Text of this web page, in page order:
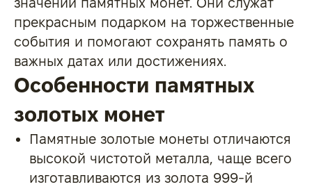
прекрасным подарком на торжественные
события и помогают сохранять память о
важных датах или достижениях.
Особенности памятных
золотых монет
Памятные золотые монеты отличаются
высокой чистотой металла, чаще всего
изготавливаются из золота 999-й